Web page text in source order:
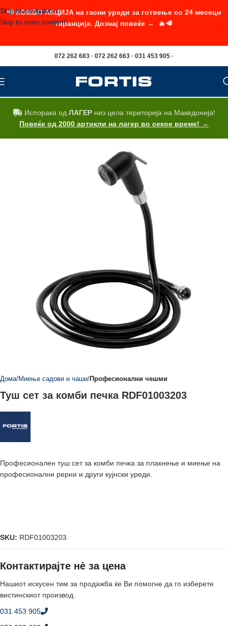
Skip to navigation
Skip to main content
072 262 683 · 072 262 663 · 031 453 905 ·
Испорака од ЛАГЕРниз цела територија на Македонија!
Повеќе од 2000 артикли на лагер во секое време! →
Дома Миење садови и чаши Професионални чешми
Туш сет за комби печка RDF01003203
Професионален туш сет за комби печка за плакнење и миење на
професионални рерни и други кујнски уреди.
SKU: RDF01003203
Контактирајте нè за цена
Нашиот искусен тим за продажба ќе Ви помогне да го изберете
вистинскиот производ.
031 453 905
📢 КОМБО АКЦИЈА на гасни уреди за готвење со 24 месеци
гаранција. Дознај повеќе → 🔥🥩